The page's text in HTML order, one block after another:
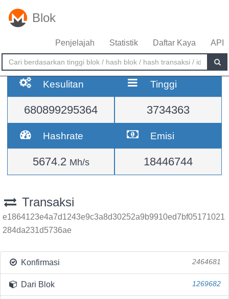
Blok
Penjelajah Statistik Daftar Kaya API
Kesulitan
680899295364
Tinggi
3734363
Hashrate
5674.2 Mh/s
Emisi
18446744
Transaksi
e1864123e4a7d1243e9c3a8d30252a9b9910ed7bf05171021
284da231d5736ae
Konfirmasi 2464681
Dari Blok 1269682